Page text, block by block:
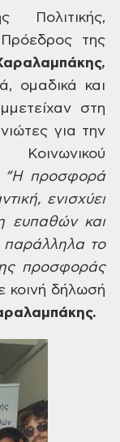
Πολιτικής,
της
ομαδικά και
στη
για την
“Ηπροσφορά
ενισχύει
ευπαθών και
παράλληλα το
προσφοράς
κοινή δήλωσή